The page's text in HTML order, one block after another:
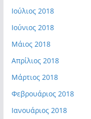
Ιούλιος 2018
Ιούνιος 2018
Μάιος 2018
Απρίλιος 2018
Μάρτιος 2018
Φεβρουάριος 2018
Ιανουάριος 2018